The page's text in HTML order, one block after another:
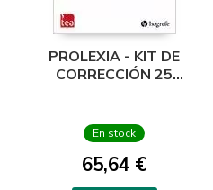
PROLEXIA - KIT DE
CORRECCIÓN 25
En stock
65,64 €